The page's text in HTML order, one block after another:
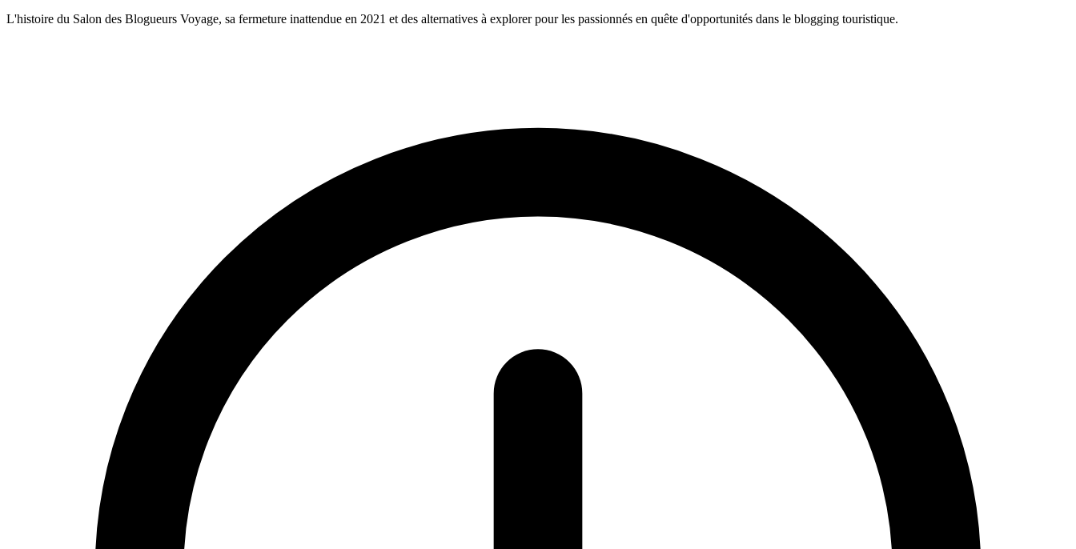
L'histoire du Salon des Blogueurs Voyage, sa fermeture inattendue en 2021 et des alternatives à explorer pour les passionnés en quête d'opportunités dans le blogging touristique.